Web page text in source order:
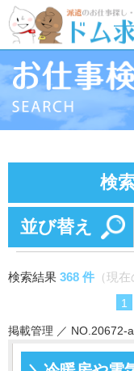
検
並び替え
検索結果 368 件 （現
1
掲載管理 ／ NO.20672-